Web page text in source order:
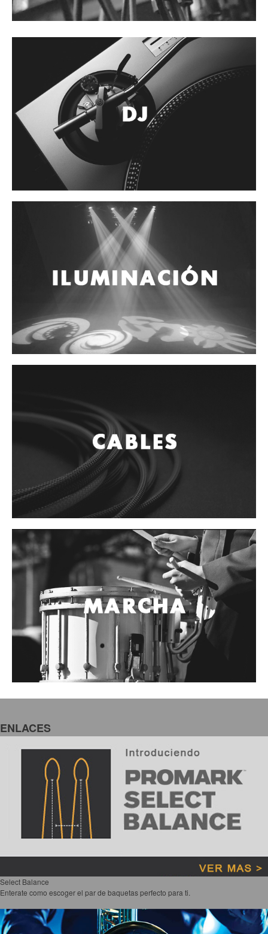
Accesorios
Guitarra Metal
Guitarra Nylon
Guitarra Electrica
Bajo
Violin
Otros instrumentos de arco
Otros instrumentos de Cuerdas
Enterate como escoger el par de baquetas perfecto para ti.